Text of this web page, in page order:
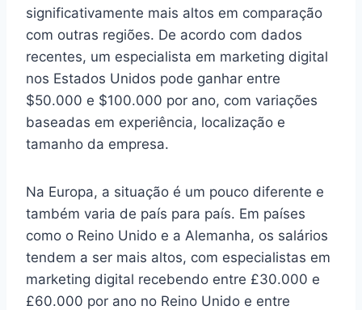
significativamente mais altos em comparação
com outras regiões. De acordo com dados
recentes, um especialista em marketing digital
nos Estados Unidos pode ganhar entre
$50.000 e $100.000 por ano, com variações
baseadas em experiência, localização e
tamanho da empresa.
Na Europa, a situação é um pouco diferente e
também varia de país para país. Em países
como o Reino Unido e a Alemanha, os salários
tendem a ser mais altos, com especialistas em
marketing digital recebendo entre £30.000 e
£60.000 por ano no Reino Unido e entre